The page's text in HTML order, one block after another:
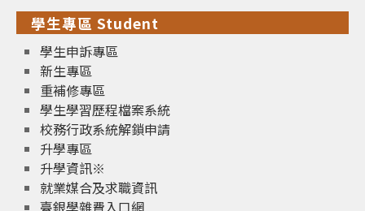
學生專區 Student
學生申訴專區
新生專區
重補修專區
學生學習歷程檔案系統
校務行政系統解鎖申請
升學專區
升學資訊※
就業媒合及求職資訊
臺銀學雜費入口網